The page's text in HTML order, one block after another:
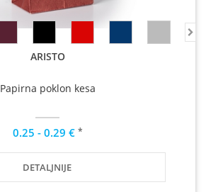
ARISTO
Papirna poklon kesa
0.25 - 0.29 € *
DETALJNIJE